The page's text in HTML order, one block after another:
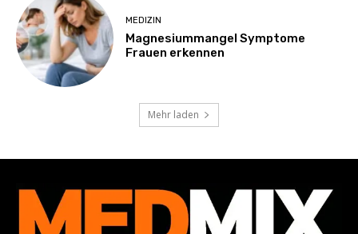
MEDIZIN
Magnesiummangel Symptome
Frauen erkennen
Mehr laden